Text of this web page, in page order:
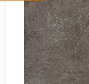
Искусственный камень
Клинкер